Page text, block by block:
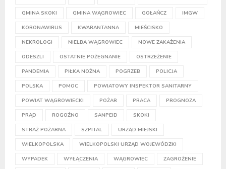
GMINA SKOKI GMINA WĄGROWIEC GOŁAŃCZ IMGW
KORONAWIRUS KWARANTANNA MIEŚCISKO
NEKROLOGI NIELBA WĄGROWIEC NOWE ZAKAŻENIA
ODESZLI OSTATNIE POŻEGNANIE OSTRZEŻENIE
PANDEMIA PIŁKA NOŻNA POGRZEB POLICJA
POLSKA POMOC POWIATOWY INSPEKTOR SANITARNY
POWIAT WĄGROWIECKI POŻAR PRACA PROGNOZA
PRĄD ROGOŹNO SANPEID SKOKI
STRAŻ POŻARNA SZPITAL URZĄD MIEJSKI
WIELKOPOLSKA WIELKOPOLSKI URZĄD WOJEWÓDZKI
WYPADEK WYŁĄCZENIA WĄGROWIEC ZAGROŻENIE